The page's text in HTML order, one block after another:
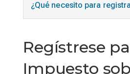
¿Qué necesito para
Regístrese
Impuesto